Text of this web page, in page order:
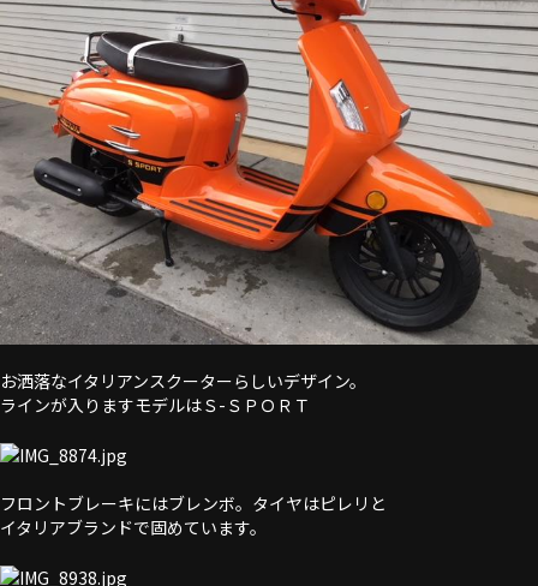
お洒落なイタリアンスクーターらしいデザイン。
ラインが入りますモデルはＳ-ＳＰＯＲＴ
フロントブレーキにはブレンボ。タイヤはピレリと
イタリアブランドで固めています。